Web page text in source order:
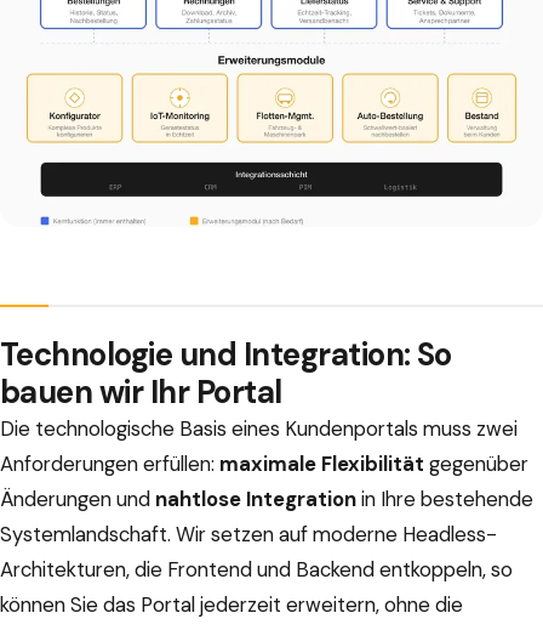
Technologie und Integration: So
bauen wir Ihr Portal
Die technologische Basis eines Kundenportals muss zwei
Anforderungen erfüllen: maximale Flexibilität gegenüber
Änderungen und nahtlose Integrationin Ihre bestehende
Systemlandschaft. Wir setzen auf moderne Headless-
Architekturen, die Frontend und Backend entkoppeln, so
können Sie das Portal jederzeit erweitern, ohne die